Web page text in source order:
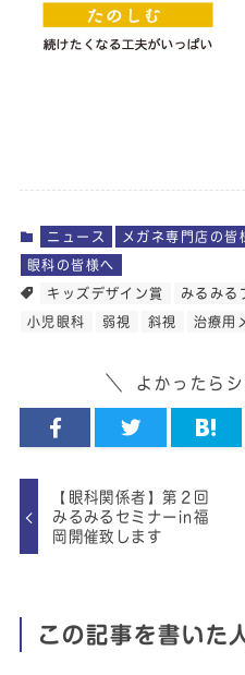
ニュース メガネ専門店の皆
眼科の皆様へ
キッズデザイン賞 みるみる
小児眼科 弱視 斜視 治療用
よかったらシ
【眼科関係者】第２回
みるみるセミナーin福
岡開催致します
この記事を書いた